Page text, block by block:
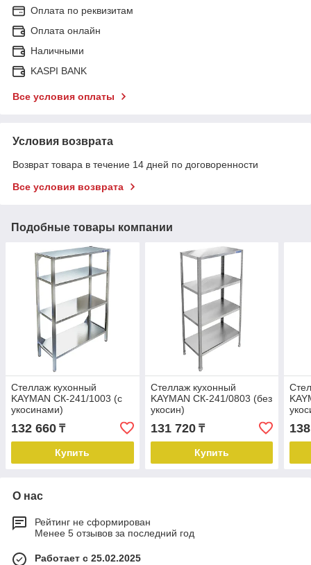
Оплата по реквизитам
Оплата онлайн
Наличными
KASPI BANK
Все условия оплаты
Условия возврата
Возврат товара в течение 14 дней по договоренности
Все условия возврата
Подобные товары компании
Стеллаж кухонный
KAYMAN СК-241/1003 (с
укосинами)
132 660 ₸
Купить
Стеллаж кухонный
KAYMAN СК-241/0803 (без
укосин)
131 720₸
Купить
О нас
Рейтинг не сформирован
Менее 5 отзывов за последний год
Работает с 25.02.2025